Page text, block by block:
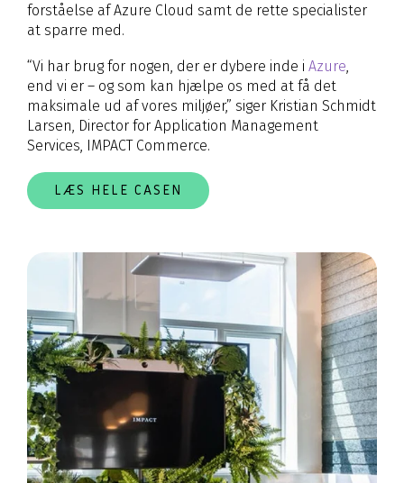
forståelse af Azure Cloud samt de rette specialister
at sparre med.
“Vi har brug for nogen, der er dybere inde i Azure
end vi er – og som kan hjælpe os med at få det
maksimale ud af vores miljøer,” siger Kristian Schmidt
Larsen, Director for Application Management
Services, IMPACT Commerce.
LÆS HELE CASEN